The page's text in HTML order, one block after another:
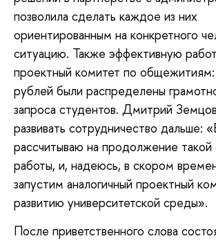
позволила сделать каждое из них
ориентированным на конкретного
ситуацию. Также эффективную
проектный комитет по
рублей были распределены
запроса студентов. Дмитрий
развивать сотрудничество дальше:
рассчитываю на продолжение
работы, и, надеюсь, в скором
запустим аналогичный проектный
развитию университетской среды».
После приветственного слова